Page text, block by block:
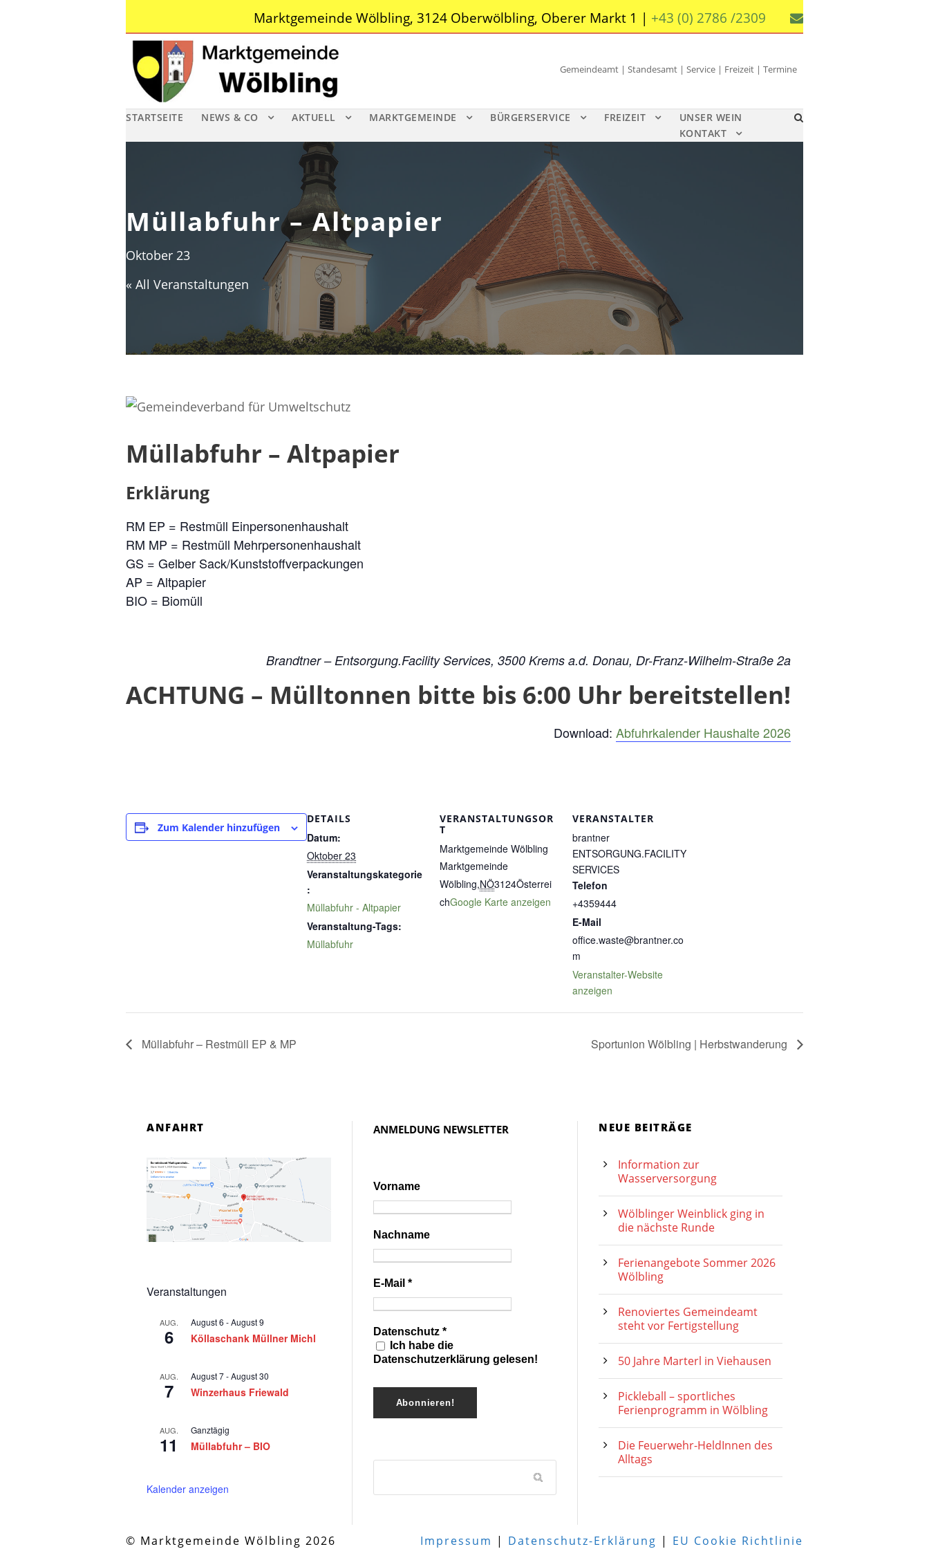
Marktgemeinde Wölbling, 3124 Oberwölbling, Oberer Markt 1 | +43 (0) 2786 /2309
Gemeindeamt | Standesamt | Service | Freizeit | Termine
STARTSEITE NEWS & CO AKTUELL MARKTGEMEINDE BÜRGERSERVICE FREIZEIT
UNSER WEIN
KONTAKT
Müllabfuhr – Altpapier
Oktober 23
« All Veranstaltungen
Müllabfuhr – Altpapier
Erklärung
RM EP = Restmüll Einpersonenhaushalt
RM MP = Restmüll Mehrpersonenhaushalt
GS = Gelber Sack/Kunststoffverpackungen
AP = Altpapier
BIO = Biomüll
Brandtner – Entsorgung.Facility Services, 3500 Krems a.d. Donau, Dr-Franz-Wilhelm-Straße 2a
ACHTUNG – Mülltonnen bitte bis 6:00 Uhr bereitstellen!
Download: Abfuhrkalender Haushalte 2026
Zum Kalender hinzufügen
DETAILS
Datum:
Oktober 23
Veranstaltungskategorie
:
Müllabfuhr - Altpapier
Veranstaltung-Tags:
Müllabfuhr
VERANSTALTUNGSOR
T
Marktgemeinde Wölbling
Marktgemeinde
Wölbling,NÖ3124Österrei
chGoogle Karte anzeigen
VERANSTALTER
brantner
ENTSORGUNG.FACILITY
SERVICES
Telefon
+4359444
E-Mail
office.waste@brantner.co
m
Veranstalter-Website
anzeigen
Müllabfuhr – Restmüll EP & MP Sportunion Wölbling | Herbstwanderung
ANFAHRT
Veranstaltungen
AUG.
6
August 6 -August 9
Köllaschank Müllner Michl
AUG.
7
August 7-August 30
Winzerhaus Friewald
AUG.
11
Ganztägig
Müllabfuhr – BIO
Kalender anzeigen
ANMELDUNG NEWSLETTER
Vorname
Nachname
E-Mail *
Datenschutz *
Ich habe die
Datenschutzerklärung gelesen!
NEUE BEITRÄGE
Information zur
Wasserversorgung
Wölblinger Weinblick ging in
die nächste Runde
Ferienangebote Sommer 2026
Wölbling
Renoviertes Gemeindeamt
steht vor Fertigstellung
50 Jahre Marterl in Viehausen
Pickleball – sportliches
Ferienprogramm in Wölbling
Die Feuerwehr-HeldInnen des
Alltags
© Marktgemeinde Wölbling 2026 Impressum | Datenschutz-Erklärung | EU Cookie Richtlinie